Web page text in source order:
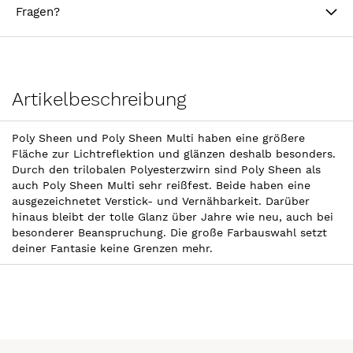
Fragen?
Artikelbeschreibung
Poly Sheen und Poly Sheen Multi haben eine größere
Fläche zur Lichtreflektion und glänzen deshalb besonders.
Durch den trilobalen Polyesterzwirn sind Poly Sheen als
auch Poly Sheen Multi sehr reißfest. Beide haben eine
ausgezeichnetet Verstick- und Vernähbarkeit. Darüber
hinaus bleibt der tolle Glanz über Jahre wie neu, auch bei
besonderer Beanspruchung. Die große Farbauswahl setzt
deiner Fantasie keine Grenzen mehr.